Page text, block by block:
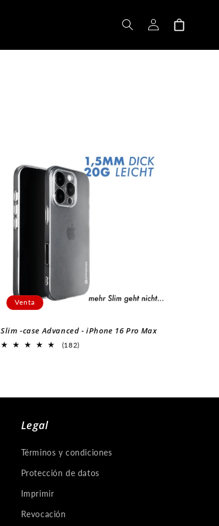
Acceso
de la
Venta
Slim -case Advanced - iPhone 16 Pro Max
(182)
Legal
Términos y condiciones
Protección de datos
Imprimir
Revocación